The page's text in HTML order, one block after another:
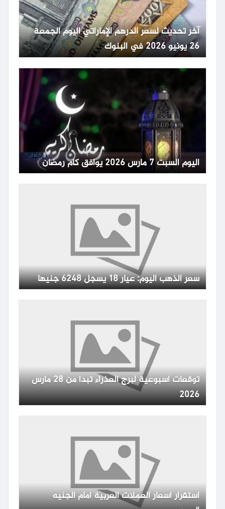
آخر تحديث لسعر الدرهم الإماراتي اليوم الجمعة
26 يونيو 2026 في البنوك
اليوم السبت 7 مارس 2026 يوافق كام رمضان
سعر الذهب اليوم: عيار 18 يسجل 6248 جنيها
توقعات أسبوعية لبرج العذراء تبدأ من 28 مارس
2026
استقرار أسعار العملات العربية أمام الجنيه